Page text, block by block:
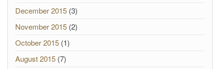
December 2015 (3)
November 2015 (2)
October 2015 (1)
August 2015 (7)